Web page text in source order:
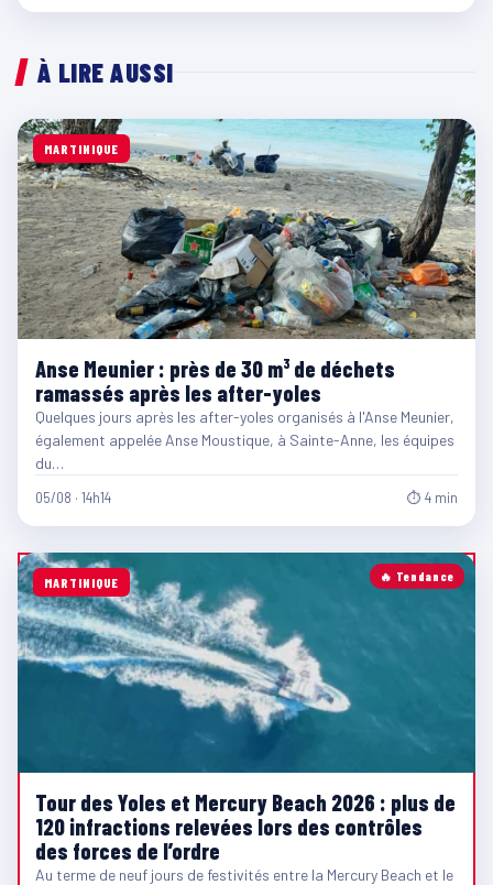
À LIRE AUSSI
MARTINIQUE
Anse Meunier : près de 30 m³ de déchets
ramassés après les after-yoles
Quelques jours après les after-yoles organisés à l'Anse Meunier,
également appelée Anse Moustique, à Sainte-Anne, les équipes
du…
05/08 · 14h14 ⏱ 4 min
🔥 Tendance
MARTINIQUE
Tour des Yoles et Mercury Beach 2026 : plus de
120 infractions relevées lors des contrôles
des forces de l’ordre
Au terme de neuf jours de festivités entre la Mercury Beach et le